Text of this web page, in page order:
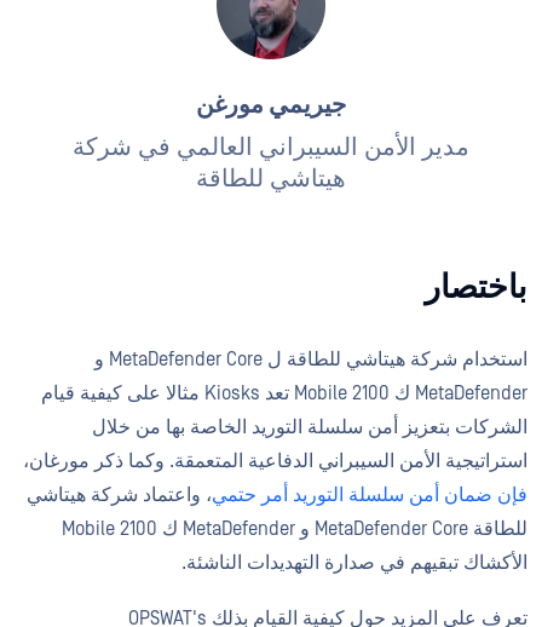
جيريمي مورغن
مدير الأمن السيبراني العالمي في شركة
هيتاشي للطاقة
باختصار
استخدام شركة هيتاشي للطاقة ل MetaDefender Core و
MetaDefender ك 2100 Mobile تعد Kiosks مثالا على كيفية قيام
الشركات بتعزيز أمن سلسلة التوريد الخاصة بها من خلال
استراتيجية الأمن السيبراني الدفاعية المتعمقة. وكما ذكر مورغان،
فإن ضمان أمن سلسلة التوريد أمر حتمي، واعتماد شركة هيتاشي
للطاقة MetaDefender Core و MetaDefender ك 2100 Mobile
الأكشاك تبقيهم في صدارة التهديدات الناشئة.
تعرف على المزيد حول كيفية القيام بذلك OPSWAT's